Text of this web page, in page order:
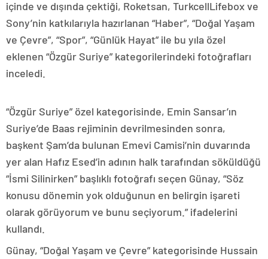
içinde ve dışında çektiği, Roketsan, TurkcellLifebox ve
Sony’nin katkılarıyla hazırlanan “Haber”, “Doğal Yaşam
ve Çevre”, “Spor”, “Günlük Hayat” ile bu yıla özel
eklenen “Özgür Suriye” kategorilerindeki fotoğrafları
inceledi.
“Özgür Suriye” özel kategorisinde, Emin Sansar’ın
Suriye’de Baas rejiminin devrilmesinden sonra,
başkent Şam’da bulunan Emevi Camisi’nin duvarında
yer alan Hafız Esed’in adının halk tarafından söküldüğü
“İsmi Silinirken” başlıklı fotoğrafı seçen Günay, “Söz
konusu dönemin yok olduğunun en belirgin işareti
olarak görüyorum ve bunu seçiyorum.” ifadelerini
kullandı.
Günay, “Doğal Yaşam ve Çevre” kategorisinde Hussain